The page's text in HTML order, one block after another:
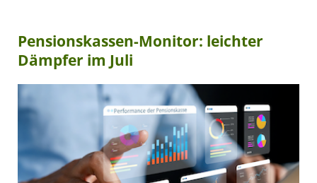
Pensionskassen-Monitor: leichter
Dämpfer im Juli